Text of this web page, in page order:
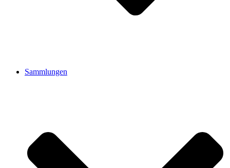
Sammlungen